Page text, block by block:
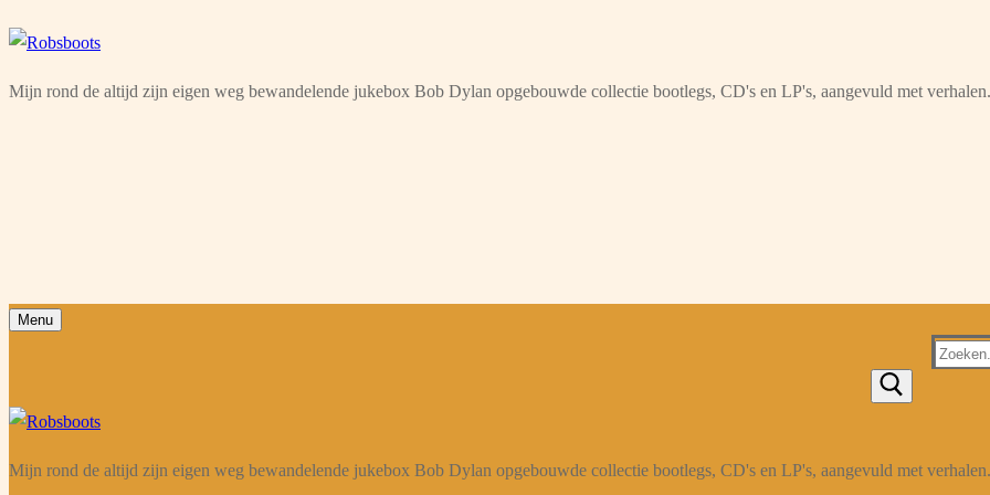
Ga
de
Menu
Sluiten
Mijn rond de altijd zijn eigen weg bewandelende jukebox Bob Dylan opgebouwde collectie bootlegs, CD's en LP's, aangevuld met verhalen.
Menu
Zoeken
Mijn rond de altijd zijn eigen weg bewandelende jukebox Bob Dylan opgebouwde collectie bootlegs, CD's en LP's, aangevuld met verhalen.